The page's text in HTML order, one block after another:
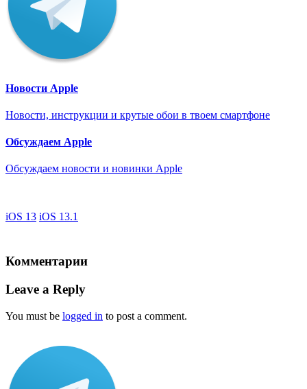
Новости Apple
Новости, инструкции и крутые обои в твоем смартфоне
Обсуждаем Apple
Обсуждаем новости и новинки Apple
iOS 13 iOS 13.1
Комментарии
Leave a Reply
You must be logged in to post a comment.